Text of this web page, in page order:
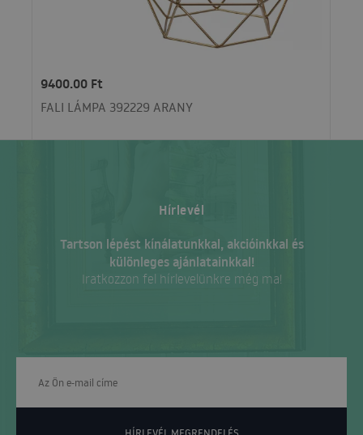
9400.00 Ft
FALI LÁMPA 392229 ARANY
Hírlevél
Tartson lépést kínálatunkkal, akcióinkkal és
különleges ajánlatainkkal!
Iratkozzon fel hírlevelünkre még ma!